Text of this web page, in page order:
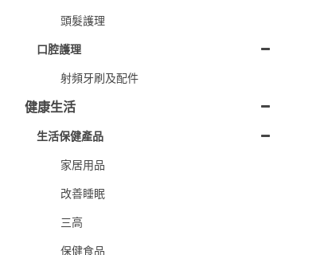
頭髮護理
口腔護理
射頻牙刷及配件
健康生活
生活保健產品
家居用品
改善睡眠
三高
保健食品